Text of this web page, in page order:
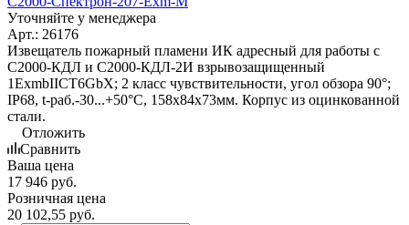
Уточняйте у менеджера
Арт.: 26176
Извещатель пожарный пламени ИК адресный для работы с
С2000-КДЛ и С2000-КДЛ-2И взрывозащищенный
1ExmbIICT6GbX; 2 класс чувствительности, угол обзора 90°;
IP68, t-раб.-30...+50°С, 158х84х73мм. Корпус из оцинкованной
стали.
Отложить
Сравнить
Ваша цена
17 946 руб.
Розничная цена
20 102,55 руб.